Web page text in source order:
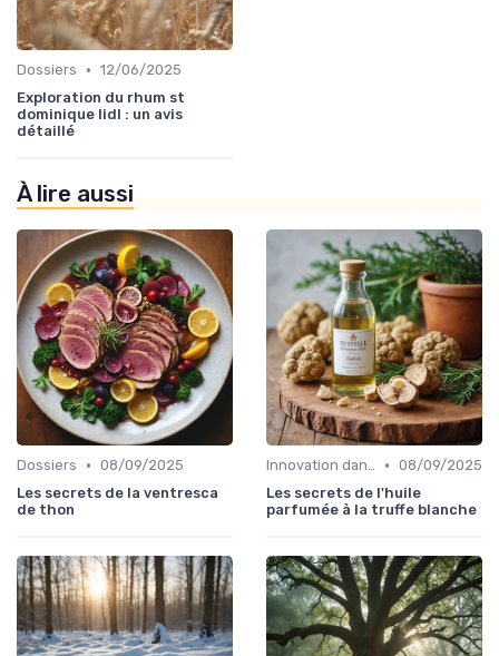
Dossiers • 12/06/2025
Exploration du rhum st
dominique lidl : un avis
détaillé
À lire aussi
Dossiers • 08/09/2025
Les secrets de la ventresca
de thon
Innovation dans la food • 08/09/2025
Les secrets de l'huile
parfumée à la truffe blanche